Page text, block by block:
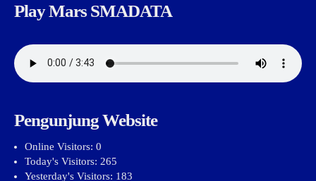
Play Mars SMADATA
Pengunjung Website
Online Visitors: 0
Today's Visitors: 265
Yesterday's Visitors: 183